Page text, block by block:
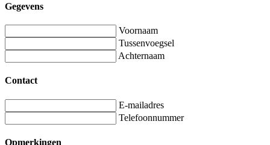
Gegevens
Voornaam
Tussenvoegsel
Achternaam
Contact
E-mailadres
Telefoonnummer
Opmerkingen